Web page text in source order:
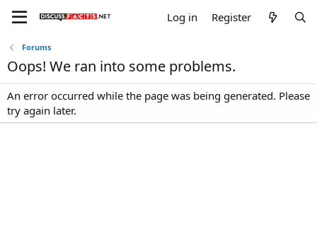
Log in Register
Forums
Oops! We ran into some problems.
An error occurred while the page was being generated. Please
try again later.